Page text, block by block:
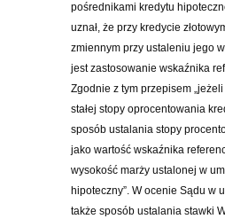
pośrednikami kredytu
uznał, że przy kredycie
zmiennym przy ustaleniu jego
jest zastosowanie wskaźnika
Zgodnie z tym przepisem
stałej stopy oprocentowania
sposób ustalania stopy
jako wartość wskaźnika
wysokość marży ustalonej w
hipoteczny”. W ocenie Sądu w
także sposób ustalania stawki